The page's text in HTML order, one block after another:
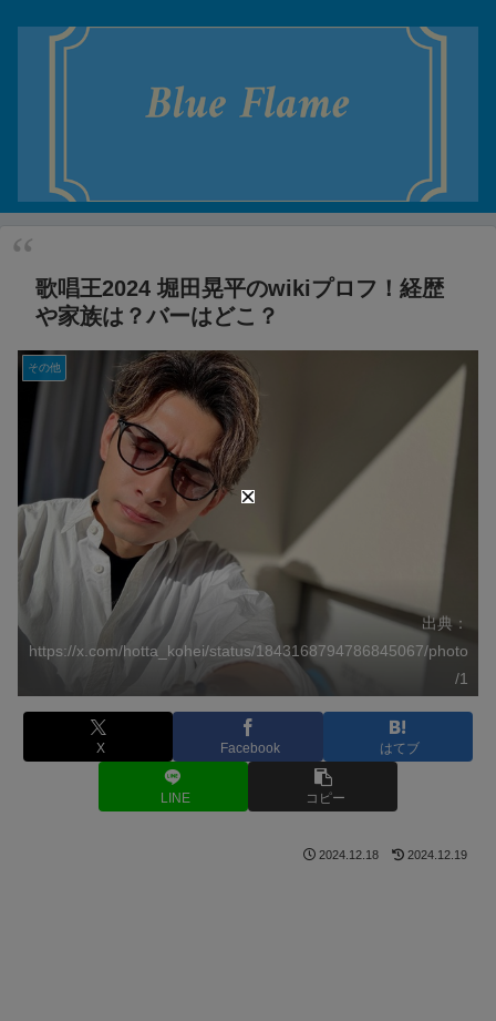
歌唱王2024 堀田晃平のwikiプロフ！経歴
や家族は？バーはどこ？
その他
出典：
https://x.com/hotta_kohei/status/1843168794786845067/photo
/1
X Facebook はてブ
LINE コピー
2024.12.18 2024.12.19